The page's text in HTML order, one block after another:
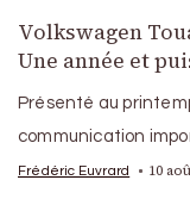
Volkswagen
Une année et
Présenté au
communication
Frédéric Euvrard 10